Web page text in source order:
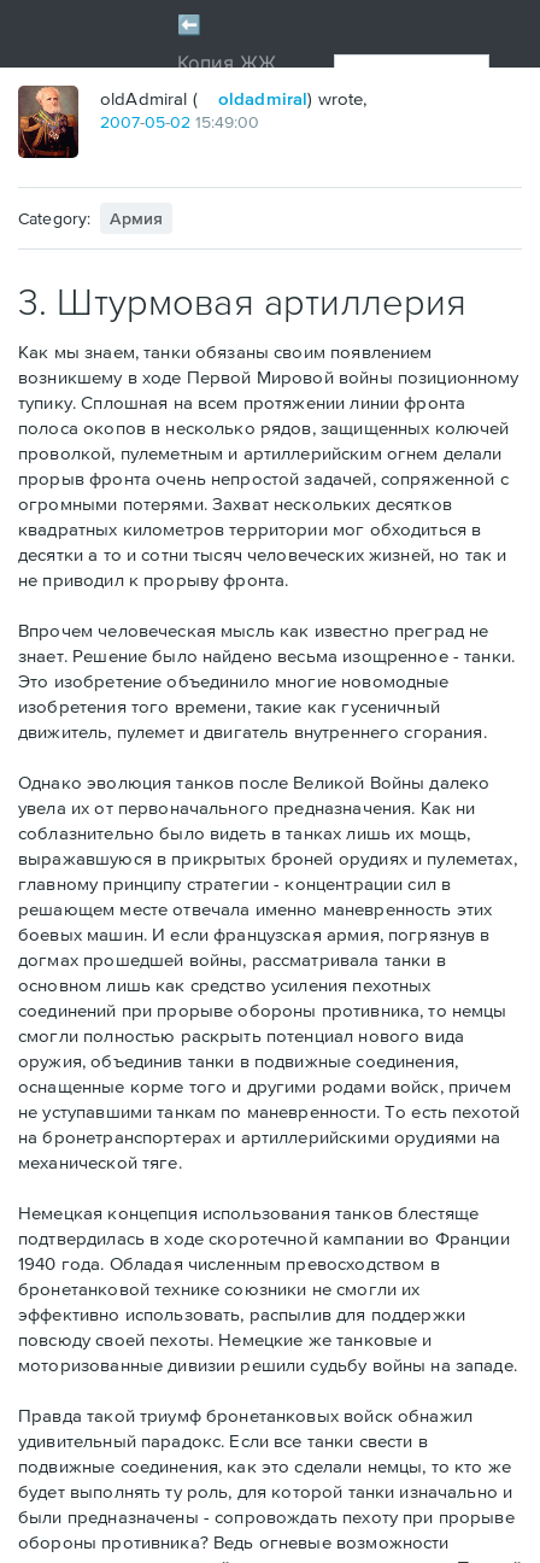
oldAdmiral ( oldadmiral) wrote,
2007-05-02 15:49:00
Category: Армия
3. Штурмовая артиллерия
Как мы знаем, танки обязаны своим появлением
возникшему в ходе Первой Мировой войны позиционному
тупику. Сплошная на всем протяжении линии фронта
полоса окопов в несколько рядов, защищенных колючей
проволкой, пулеметным и артиллерийским огнем делали
прорыв фронта очень непростой задачей, сопряженной с
огромными потерями. Захват нескольких десятков
квадратных километров территории мог обходиться в
десятки а то и сотни тысяч человеческих жизней, но так и
не приводил к прорыву фронта.
Впрочем человеческая мысль как известно преград не
знает. Решение было найдено весьма изощренное - танки.
Это изобретение объединило многие новомодные
изобретения того времени, такие как гусеничный
движитель, пулемет и двигатель внутреннего сгорания.
Однако эволюция танков после Великой Войны далеко
увела их от первоначального предназначения. Как ни
соблазнительно было видеть в танках лишь их мощь,
выражавшуюся в прикрытых броней орудиях и пулеметах,
главному принципу стратегии - концентрации сил в
решающем месте отвечала именно маневренность этих
боевых машин. И если французская армия, погрязнув в
догмах прошедшей войны, рассматривала танки в
основном лишь как средство усиления пехотных
соединений при прорыве обороны противника, то немцы
смогли полностью раскрыть потенциал нового вида
оружия, объединив танки в подвижные соединения,
оснащенные корме того и другими родами войск, причем
не уступавшими танкам по маневренности. То есть пехотой
на бронетранспортерах и артиллерийскими орудиями на
механической тяге.
Немецкая концепция использования танков блестяще
подтвердилась в ходе скоротечной кампании во Франции
1940 года. Обладая численным превосходством в
бронетанковой технике союзники не смогли их
эффективно использовать, распылив для поддержки
повсюду своей пехоты. Немецкие же танковые и
моторизованные дивизии решили судьбу войны на западе.
Правда такой триумф бронетанковых войск обнажил
удивительный парадокс. Если все танки свести в
подвижные соединения, как это сделали немцы, то кто же
будет выполнять ту роль, для которой танки изначально и
были предназначены - сопровождать пехоту при прорыве
обороны противника? Ведь огневые возможности